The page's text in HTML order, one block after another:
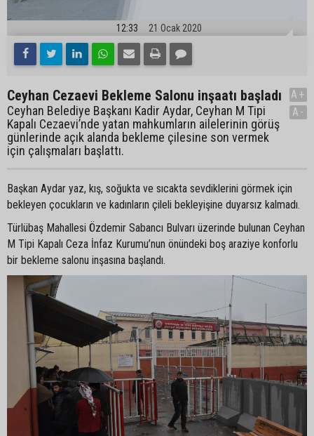
12:33 21 Ocak 2020
Ceyhan Cezaevi Bekleme Salonu inşaatı başladı
Ceyhan Belediye Başkanı Kadir Aydar, Ceyhan M Tipi
Kapalı Cezaevi’nde yatan mahkumların ailelerinin görüş
günlerinde açık alanda bekleme çilesine son vermek
için çalışmaları başlattı.
A+
A-
Başkan Aydar yaz, kış, soğukta ve sıcakta sevdiklerini görmek için
bekleyen çocukların ve kadınların çileli bekleyişine duyarsız kalmadı.
Türlübaş Mahallesi Özdemir Sabancı Bulvarı üzerinde bulunan Ceyhan
M Tipi Kapalı Ceza İnfaz Kurumu’nun önündeki boş araziye konforlu
bir bekleme salonu inşasına başlandı.